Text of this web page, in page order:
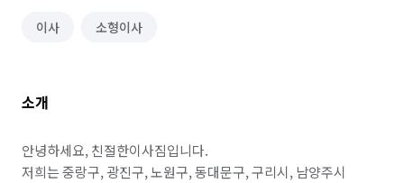
이사 소형이사
소개
안녕하세요, 친절한이사짐입니다.
저희는 중랑구, 광진구, 노원구, 동대문구, 구리시, 남양주시